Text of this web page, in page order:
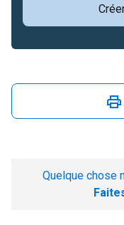
Quelque chose